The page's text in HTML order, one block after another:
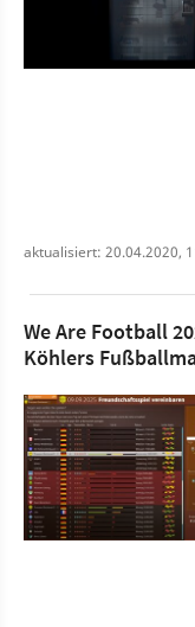
aktualisiert: 20.04.2020,
We Are Football
Köhlers